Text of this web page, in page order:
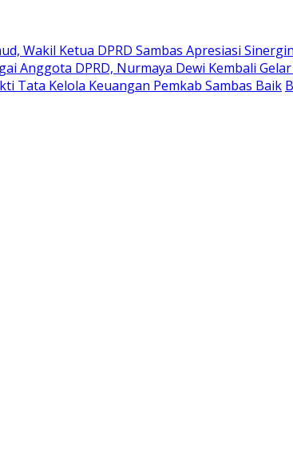
Wakil Ketua DPRD Sambas Apresiasi
Anggota DPRD, Nurmaya Dewi Kembali
Tata Kelola Keuangan Pemkab Sambas Baik